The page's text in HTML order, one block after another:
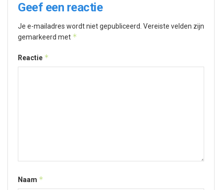
Geef een reactie
Je e-mailadres wordt niet gepubliceerd. Vereiste velden zijn
gemarkeerd met *
Reactie *
Naam *